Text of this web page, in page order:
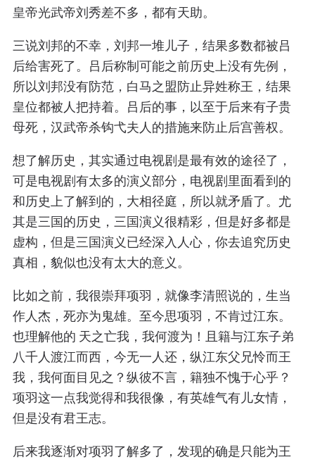
皇帝光武帝刘秀差不多，都有天助。
三说刘邦的不幸，刘邦一堆儿子，结果多数都被吕
后给害死了。吕后称制可能之前历史上没有先例，
所以刘邦没有防范，白马之盟防止异姓称王，结果
皇位都被人把持着。吕后的事，以至于后来有子贵
母死，汉武帝杀钩弋夫人的措施来防止后宫善权。
想了解历史，其实通过电视剧是最有效的途径了，
可是电视剧有太多的演义部分，电视剧里面看到的
和历史上了解到的，大相径庭，所以就矛盾了。尤
其是三国的历史，三国演义很精彩，但是好多都是
虚构，但是三国演义已经深入人心，你去追究历史
真相，貌似也没有太大的意义。
比如之前，我很崇拜项羽，就像李清照说的，生当
作人杰，死亦为鬼雄。至今思项羽，不肯过江东。
也理解他的 天之亡我，我何渡为！且籍与江东子弟
八千人渡江而西，今无一人还，纵江东父兄怜而王
我，我何面目见之？纵彼不言，籍独不愧于心乎？
项羽这一点我觉得和我很像，有英雄气有儿女情，
但是没有君王志。
后来我逐渐对项羽了解多了，发现的确是只能为王